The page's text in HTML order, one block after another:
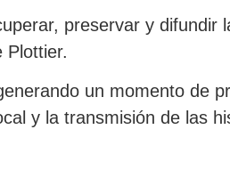
preservar y difundir
Plottier.
un momento de
y la transmisión de las